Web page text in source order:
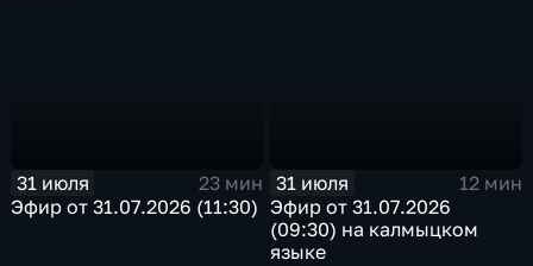
31 июля
23 мин
Эфир от 31.07.2026 (11:30)
31 июля
12 мин
Эфир от 31.07.2026
(09:30) на калмыцком
языке